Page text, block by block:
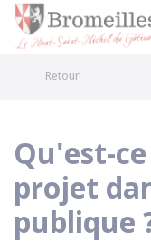
Retour
Qu'est-
projet
publique